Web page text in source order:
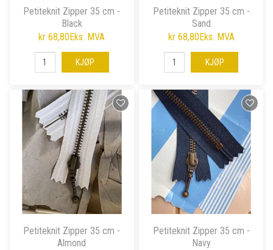
Petiteknit Zipper 35 cm -
Black
kr 68,80Eks. MVA
KJØP
Petiteknit Zipper 35 cm -
Sand
kr 68,80Eks. MVA
KJØP
Petiteknit Zipper 35 cm -
Almond
Petiteknit Zipper 35 cm -
Navy